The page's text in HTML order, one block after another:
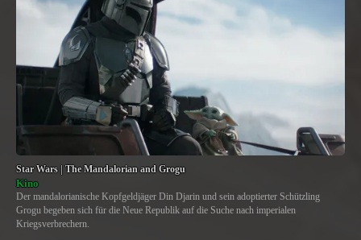
Star Wars | The Mandalorian and Grogu
Kino
Der mandalorianische Kopfgeldjäger Din Djarin und sein adoptierter Schützling
Grogu begeben sich für die Neue Republik auf die Suche nach imperialen
Kriegsverbrechern.